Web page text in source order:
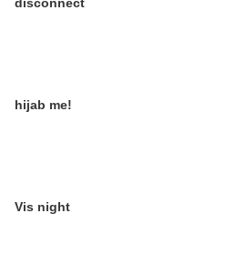
hijab me!
Vis night